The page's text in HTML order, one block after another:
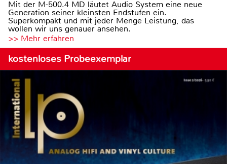
Mit der M-500.4 MD läutet Audio System eine neue
Generation seiner kleinsten Endstufen ein.
Superkompakt und mit jeder Menge Leistung, das
wollen wir uns genauer ansehen.
>> Mehr erfahren
kostenloses Probeexemplar